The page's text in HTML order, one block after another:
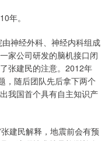
年。
神经外科、神经内科组成
家公司研发的脑机接口闭
张建民的注意。2012年
，随后团队先后拿下两个
我国首个具有自主知识产
张建民解释，地震前会有预